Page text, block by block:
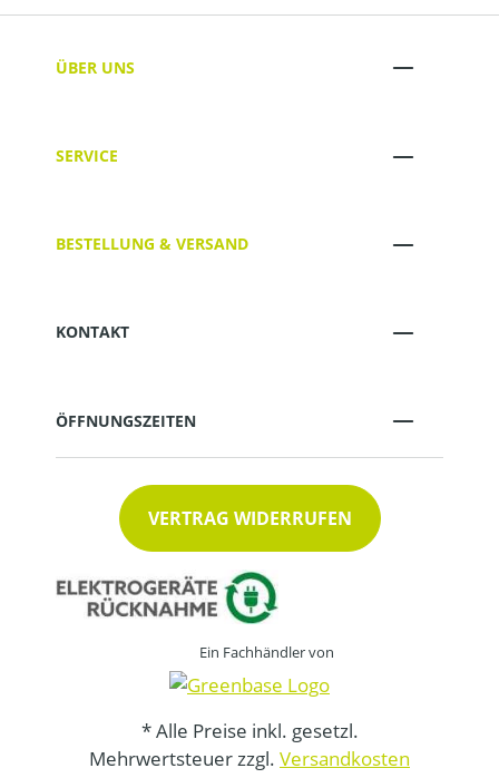
ÜBER UNS
SERVICE
BESTELLUNG & VERSAND
KONTAKT
ÖFFNUNGSZEITEN
VERTRAG WIDERRUFEN
Ein Fachhändler von
* Alle Preise inkl. gesetzl.
Mehrwertsteuer zzgl. Versandkosten